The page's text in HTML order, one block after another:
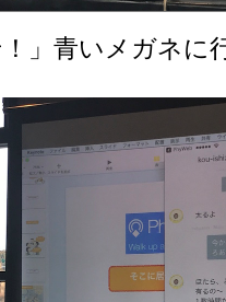
！」青いメガネに